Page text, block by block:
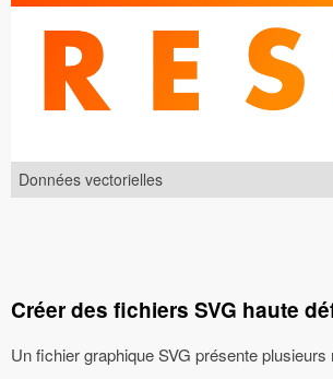
Données vectorielles
Créer des fichiers SVG haute
Un fichier graphique SVG présente plusieurs